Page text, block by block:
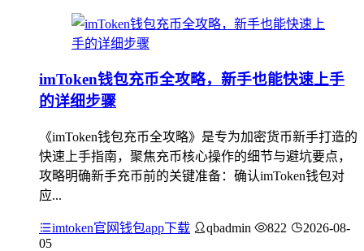
imToken钱包充币全攻略，新手也能快速上手
的详细步骤
《imToken钱包充币全攻略》是专为加密货币新手打造的
快速上手指南，聚焦充币核心操作的细节与避坑要点，
攻略明确新手充币前的关键准备：确认imToken钱包对
应...
imtoken官网钱包app下载 qbadmin 822
2026-08-
05